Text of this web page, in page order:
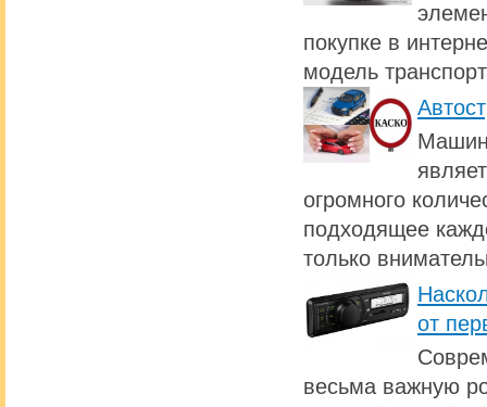
покупке в
модель
огромного
подходящее
только
от
весьма важную